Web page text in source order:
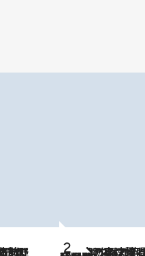
2026.8.7
「湘南乃風に憧れて」観客大盛上がりの“タオル回し”に、ラッパー顔負けの高速歌唱まで…さだまさし（74）のアグレッシブすぎる現在地